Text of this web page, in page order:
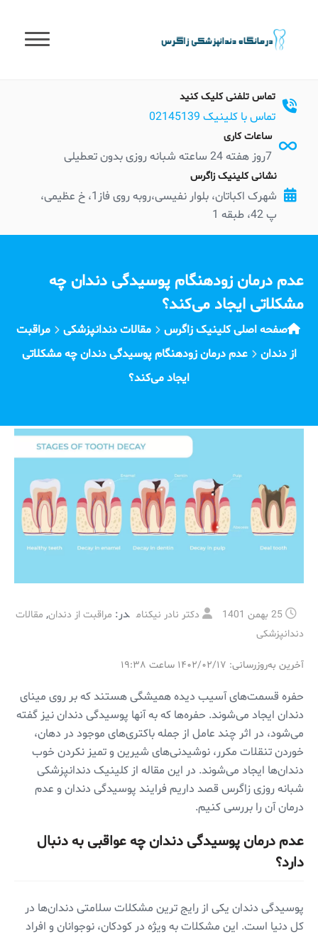
content
تماس تلفنی کلیک کنید
تماس با کلینیک 02145139
ساعات کاری
7روز هفته 24 ساعته شبانه روزی بدون تعطیلی
نشانی کلینیک زاگرس
شهرک اکباتان، بلوار نفیسی،روبه روی فاز1، خ عظیمی،
پ 42، طبقه 1
عدم درمان زودهنگام پوسیدگی دندان چه
مشکلاتی ایجاد می‌کند؟
صفحه اصلی کلینیک زاگرس مقالات دندانپزشکی
مراقبت
از دندان
عدم درمان زودهنگام پوسیدگی دندان چه مشکلاتی
ایجاد می‌کند؟
25 بهمن 1401 دکتر نادر نیکنام در: مراقبت از دندان, مقالات
دندانپزشکی
آخرین به‌روزرسانی: ۱۴۰۲/۰۲/۱۷ ساعت ۱۹:۳۸
حفره قسمت‌های آسیب دیده همیشگی هستند که بر روی مینای
دندان ایجاد می‌شوند. حفره‌ها که به آنها پوسیدگی دندان نیز گفته
می‌شود، در اثر چند عامل از جمله باکتری‌های موجود در دهان،
خوردن تنقلات مکرر، نوشیدنی‌های شیرین و تمیز نکردن خوب
دندان‌ها ایجاد می‌شوند. در این مقاله از کلینیک دندانپزشکی
شبانه روزی زاگرس قصد داریم فرایند پوسیدگی دندان و عدم
درمان آن را بررسی کنیم.
عدم درمان پوسیدگی دندان چه عواقبی به دنبال
دارد؟
پوسیدگی دندان یکی از رایج ترین مشکلات سلامتی دندان‌ها در
کل دنیا است. این مشکلات به ویژه در کودکان، نوجوانان و افراد